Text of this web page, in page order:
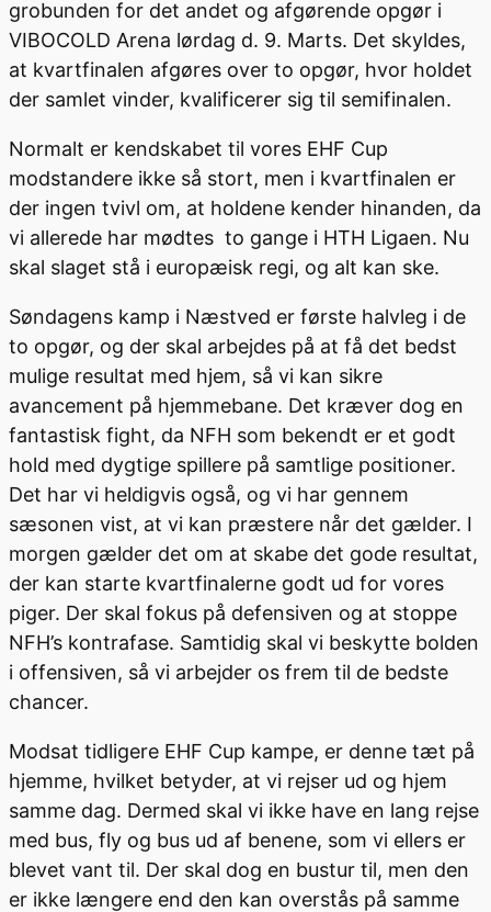
grobunden for det andet og afgørende opgør i
VIBOCOLD Arena lørdag d. 9. Marts. Det skyldes,
at kvartfinalen afgøres over to opgør, hvor holdet
der samlet vinder, kvalificerer sig til semifinalen.
Normalt er kendskabet til vores EHF Cup
modstandere ikke så stort, men i kvartfinalen er
der ingen tvivl om, at holdene kender hinanden, da
vi allerede har mødtes to gange i HTH Ligaen. Nu
skal slaget stå i europæisk regi, og alt kan ske.
Søndagens kamp i Næstved er første halvleg i de
to opgør, og der skal arbejdes på at få det bedst
mulige resultat med hjem, så vi kan sikre
avancement på hjemmebane. Det kræver dog en
fantastisk fight, da NFH som bekendt er et godt
hold med dygtige spillere på samtlige positioner.
Det har vi heldigvis også, og vi har gennem
sæsonen vist, at vi kan præstere når det gælder. I
morgen gælder det om at skabe det gode resultat,
der kan starte kvartfinalerne godt ud for vores
piger. Der skal fokus på defensiven og at stoppe
NFH’s kontrafase. Samtidig skal vi beskytte bolden
i offensiven, så vi arbejder os frem til de bedste
chancer.
Modsat tidligere EHF Cup kampe, er denne tæt på
hjemme, hvilket betyder, at vi rejser ud og hjem
samme dag. Dermed skal vi ikke have en lang rejse
med bus, fly og bus ud af benene, som vi ellers er
blevet vant til. Der skal dog en bustur til, men den
er ikke længere end den kan overstås på samme